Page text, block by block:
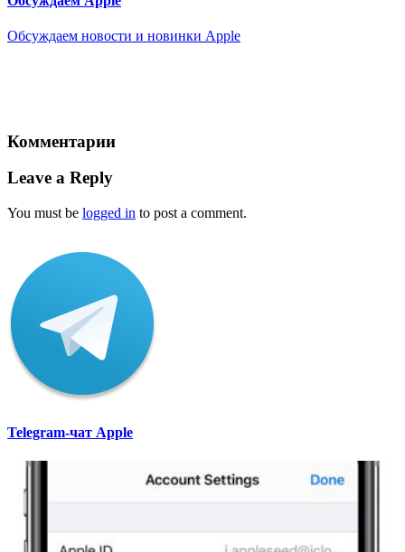
Обсуждаем новости и новинки Apple
Комментарии
Leave a Reply
You must be logged in to post a comment.
Telegram-чат Apple